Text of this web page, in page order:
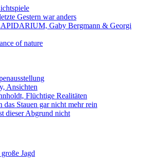
Gestern war anders
Gaby Bergmann & Georgi
of nature
Ansichten
Flüchtige Realitäten
das Stauen gar nicht mehr rein
dieser Abgrund nicht
Jagd